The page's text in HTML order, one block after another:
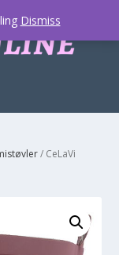
/ CeLaVi
Dismiss